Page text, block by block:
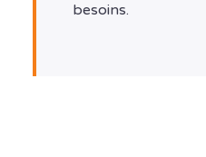
besoins.